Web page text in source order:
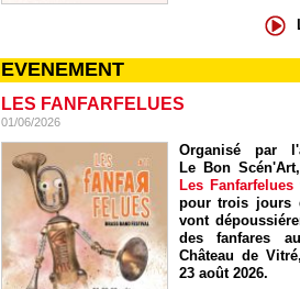
EVENEMENT
LES FANFARFELUES
01/06/2026
Organisé par
Le Bon
Les Fanfarfelues
pour trois jours
vont
des fanfares
Château de
23 août 2026.